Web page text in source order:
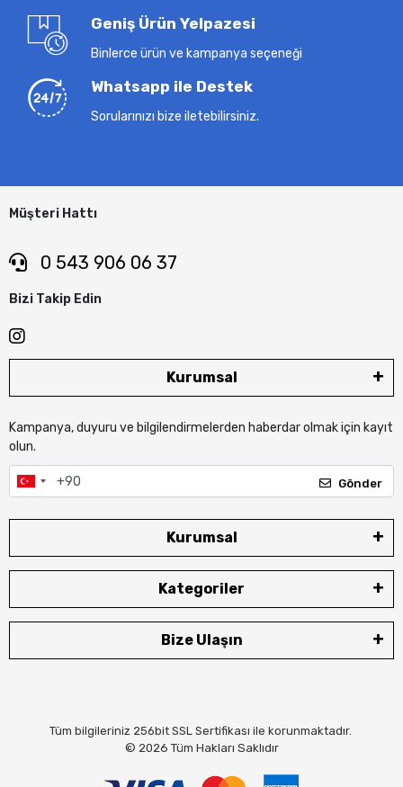
Geniş Ürün Yelpazesi
Binlerce ürün ve kampanya seçeneği
Whatsapp ile Destek
Sorularınızı bize iletebilirsiniz.
Müşteri Hattı
0 543 906 06 37
Bizi Takip Edin
Kurumsal
Kampanya, duyuru ve bilgilendirmelerden haberdar olmak için kayıt
olun.
Gönder
Kurumsal
Kategoriler
Bize Ulaşın
Tüm bilgileriniz 256bit SSL Sertifikası ile korunmaktadır.
© 2026 Tüm Hakları Saklıdır